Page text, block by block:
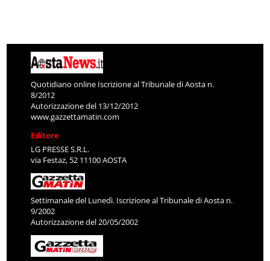
Quotidiano online Iscrizione al Tribunale di Aosta n.
8/2012
Autorizzazione del 13/12/2012
www.gazzettamatin.com
Editore
LG PRESSE S.R.L.
via Festaz, 52 11100 AOSTA
Settimanale del Lunedì. Iscrizione al Tribunale di Aosta n.
9/2002
Autorizzazione del 20/05/2002